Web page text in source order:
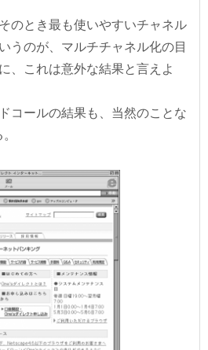
のとき最も使いやすいチャネル
うのが、マルチチャネル化の目
、これは意外な結果と言えよ
コールの結果も、当然のことな